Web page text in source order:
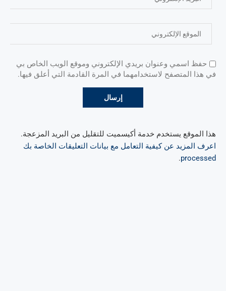
حفظ اسمي وعنوان بريدي الإلكتروني وموقع الويب الخاص بي
في هذا المتصفح لاستخدامهما في المرة القادمة التي أعلق فيها.
هذا الموقع يستخدم خدمة أكيسميت للتقليل من البريد المزعجة.
اعرف المزيد عن كيفية التعامل مع بيانات التعليقات الخاصة بك
processed
.